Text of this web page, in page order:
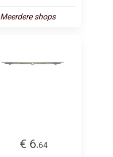
Meerdere shops
€ 6.64